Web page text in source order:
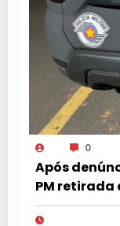
0
Após
PM retirada